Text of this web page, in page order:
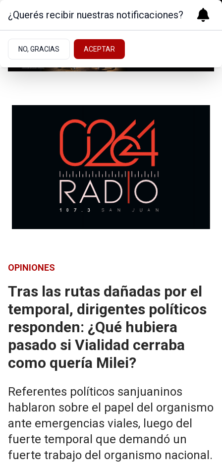
OPINIONES
Tras las rutas dañadas por el
temporal, dirigentes políticos
responden: ¿Qué hubiera
pasado si Vialidad cerraba
como quería Milei?
Referentes políticos sanjuaninos
hablaron sobre el papel del organismo
ante emergencias viales, luego del
fuerte temporal que demandó un
fuerte trabajo del organismo nacional.
¿Querés recibir nuestras notificaciones?
NO, GRACIAS ACEPTAR